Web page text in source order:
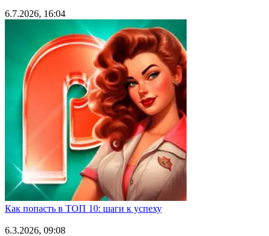
6.7.2026, 16:04
Как попасть в ТОП 10: шаги к успеху
6.3.2026, 09:08